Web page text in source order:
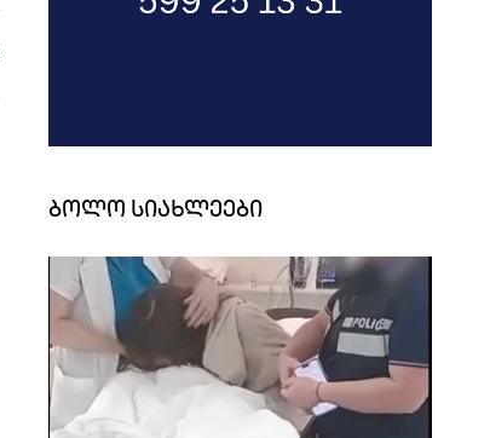
ბოლო სიახლეები